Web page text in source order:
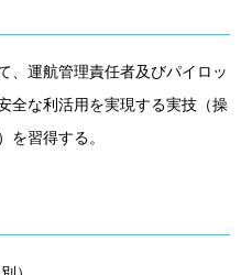
、運航管理責任者及びパイロッ
全な利活用を実現する実技（操
を習得する。